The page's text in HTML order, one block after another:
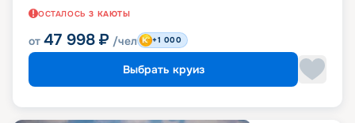
ОСТАЛОСЬ 3 КАЮТЫ
от 47 998 ₽ /чел +1 000
Выбрать круиз